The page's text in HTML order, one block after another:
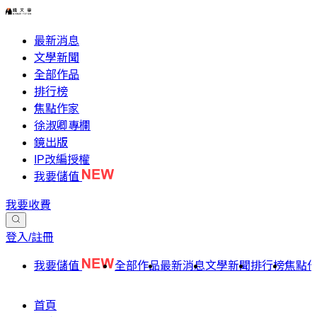
最新消息
文學新聞
全部作品
排行榜
焦點作家
徐淑卿專欄
鏡出版
IP改編授權
我要儲值
我要收費
登入/註冊
我要儲值 全部作品最新消息文學新聞排行榜焦點
首頁